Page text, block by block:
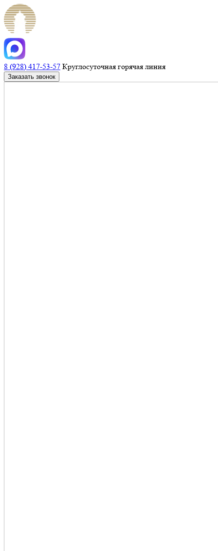
8 (928) 417-53-57 Круглосуточная горячая линия
Заказать звонок